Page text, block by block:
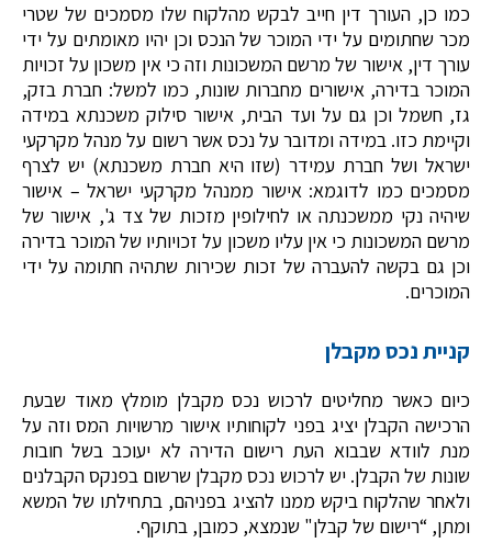
כמו כן, העורך דין חייב לבקש מהלקוח שלו מסמכים של שטרי
מכר שחתומים על ידי המוכר של הנכס וכן יהיו מאומתים על ידי
עורך דין, אישור של מרשם המשכונות וזה כי אין משכון על זכויות
המוכר בדירה, אישורים מחברות שונות, כמו למשל: חברת בזק,
גז, חשמל וכן גם על ועד הבית, אישור סילוק משכנתא במידה
וקיימת כזו. במידה ומדובר על נכס אשר רשום על מנהל מקרקעי
ישראל ושל חברת עמידר (שזו היא חברת משכנתא) יש לצרף
מסמכים כמו לדוגמא: אישור ממנהל מקרקעי ישראל – אישור
שיהיה נקי ממשכנתה או לחילופין מזכות של צד ג', אישור של
מרשם המשכונות כי אין עליו משכון על זכויותיו של המוכר בדירה
וכן גם בקשה להעברה של זכות שכירות שתהיה חתומה על ידי
המוכרים.
קניית נכס מקבלן
כיום כאשר מחליטים לרכוש נכס מקבלן מומלץ מאוד שבעת
הרכישה הקבלן יציג בפני לקוחותיו אישור מרשויות המס וזה על
מנת לוודא שבבוא העת רישום הדירה לא יעוכב בשל חובות
שונות של הקבלן. יש לרכוש נכס מקבלן שרשום בפנקס הקבלנים
ולאחר שהלקוח ביקש ממנו להציג בפניהם, בתחילתו של המשא
ומתן, “רישום של קבלן" שנמצא, כמובן, בתוקף.